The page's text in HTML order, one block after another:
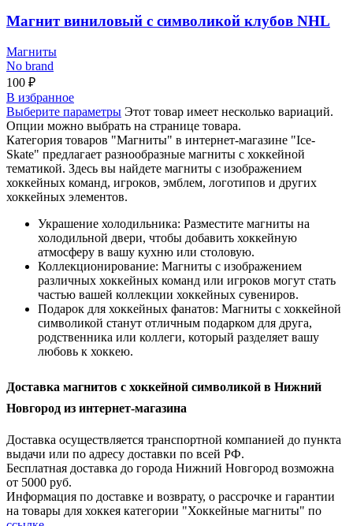
Магнит виниловый с символикой клубов NHL
Магниты
No brand
100 ₽
В избранное
Выберите параметры Этот товар имеет несколько вариаций.
Опции можно выбрать на странице товара.
Категория товаров "Магниты" в интернет-магазине "Ice-
Skate" предлагает разнообразные магниты с хоккейной
тематикой. Здесь вы найдете магниты с изображением
хоккейных команд, игроков, эмблем, логотипов и других
хоккейных элементов.
Украшение холодильника: Разместите магниты на
холодильной двери, чтобы добавить хоккейную
атмосферу в вашу кухню или столовую.
Коллекционирование: Магниты с изображением
различных хоккейных команд или игроков могут стать
частью вашей коллекции хоккейных сувениров.
Подарок для хоккейных фанатов: Магниты с хоккейной
символикой станут отличным подарком для друга,
родственника или коллеги, который разделяет вашу
любовь к хоккею.
Доставка магнитов с хоккейной символикой в Нижний
Новгород из интернет-магазина
Доставка осуществляется транспортной компанией до пункта
выдачи или по адресу доставки по всей РФ.
Бесплатная доставка до города Нижний Новгород возможна
от 5000 руб.
Информация по доставке и возврату, о рассрочке и гарантии
на товары для хоккея категории "Хоккейные магниты" по